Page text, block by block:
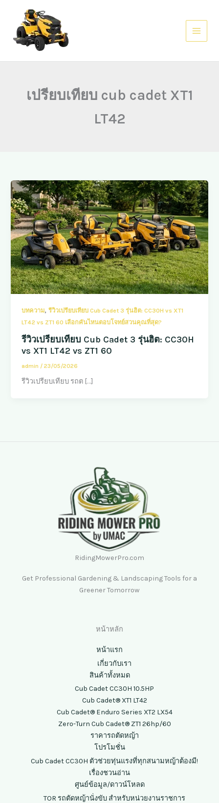
content
เปรียบเทียบ cub cadet XT1
LT42
บทความ,รีวิวเปรียบเทียบ Cub Cadet 3 รุ่นฮิต: CC30H vs XT1
LT42 vs ZT1 60 เลือกคันไหนตอบโจทย์สวนคุณที่สุด?
รีวิวเปรียบเทียบ Cub Cadet 3 รุ่นฮิต: CC30H
vs XT1 LT42 vs ZT1 60
admin /23/05/2026
รีวิวเปรียบเทียบ รถต […]
RidingMowerPro.com
Get Professional Gardening & Landscaping Tools for a
Greener Tomorrow
หน้าหลัก
หน้าแรก
เกี่ยวกับเรา
สินค้าทั้งหมด
Cub Cadet CC30H 10.5HP
Cub Cadet® XT1 LT42
Cub Cadet® Enduro Series XT2 LX54
Zero-Turn Cub Cadet® ZT1 26hp/60
ราคารถตัดหญ้า
โปรโมชั่น
Cub Cadet CC30H ตัวช่วยทุ่นแรงที่ทุกสนามหญ้าต้องมี!
เรื่องชวนอ่าน
ศูนย์ข้อมูล/ดาวน์โหลด
TOR รถตัดหญ้านั่งขับ สำหรับหน่วยงานราชการ